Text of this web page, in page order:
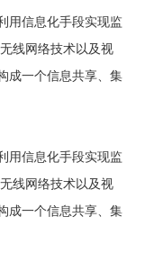
用信息化手段实现监
线网络技术以及视
成一个信息共享、集
用信息化手段实现监
线网络技术以及视
成一个信息共享、集